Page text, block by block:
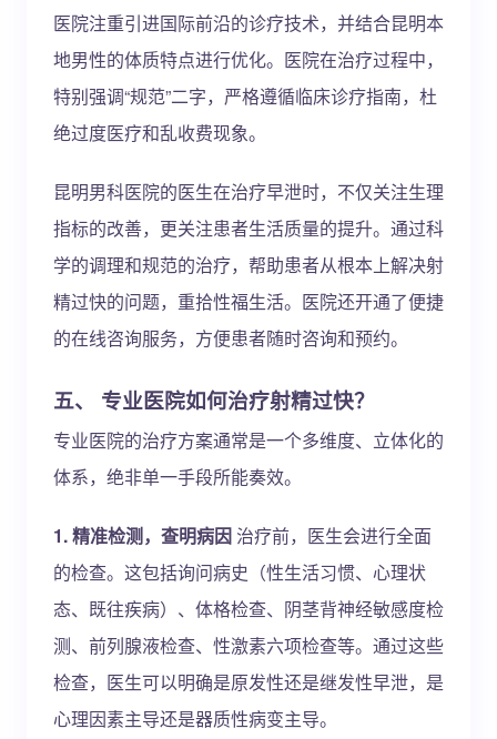
医院注重引进国际前沿的诊疗技术，并结合昆明本
地男性的体质特点进行优化。医院在治疗过程中，
特别强调“规范”二字，严格遵循临床诊疗指南，杜
绝过度医疗和乱收费现象。
昆明男科医院的医生在治疗早泄时，不仅关注生理
指标的改善，更关注患者生活质量的提升。通过科
学的调理和规范的治疗，帮助患者从根本上解决射
精过快的问题，重拾性福生活。医院还开通了便捷
的在线咨询服务，方便患者随时咨询和预约。
五、 专业医院如何治疗射精过快？
专业医院的治疗方案通常是一个多维度、立体化的
体系，绝非单一手段所能奏效。
1. 精准检测，查明病因 治疗前，医生会进行全面
的检查。这包括询问病史（性生活习惯、心理状
态、既往疾病）、体格检查、阴茎背神经敏感度检
测、前列腺液检查、性激素六项检查等。通过这些
检查，医生可以明确是原发性还是继发性早泄，是
心理因素主导还是器质性病变主导。